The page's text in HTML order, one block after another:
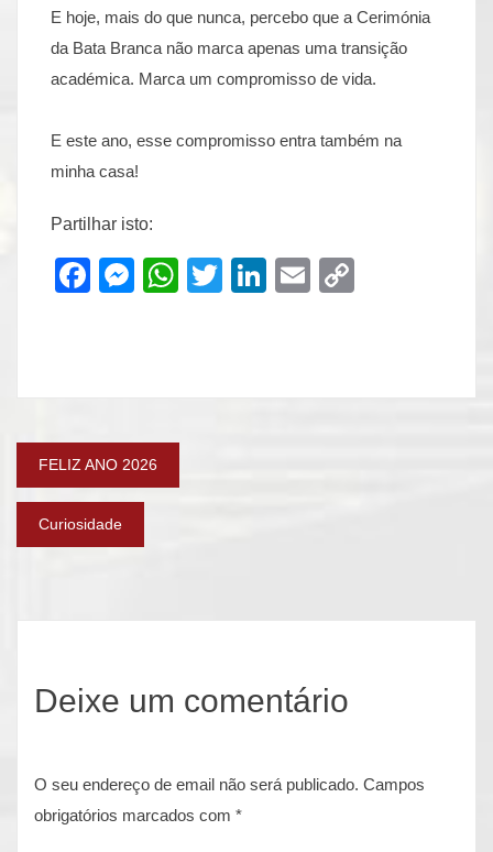
E hoje, mais do que nunca, percebo que a Cerimónia
da Bata Branca não marca apenas uma transição
académica. Marca um compromisso de vida.
E este ano, esse compromisso entra também na
minha casa!
Partilhar isto:
Facebook
Messenger
WhatsApp
TwitterLinkedIn
Email
Navegação
de
FELIZ ANO 2026
Curiosidade
Deixe um comentário
O seu endereço de email não será publicado. Campos
obrigatórios marcados com *